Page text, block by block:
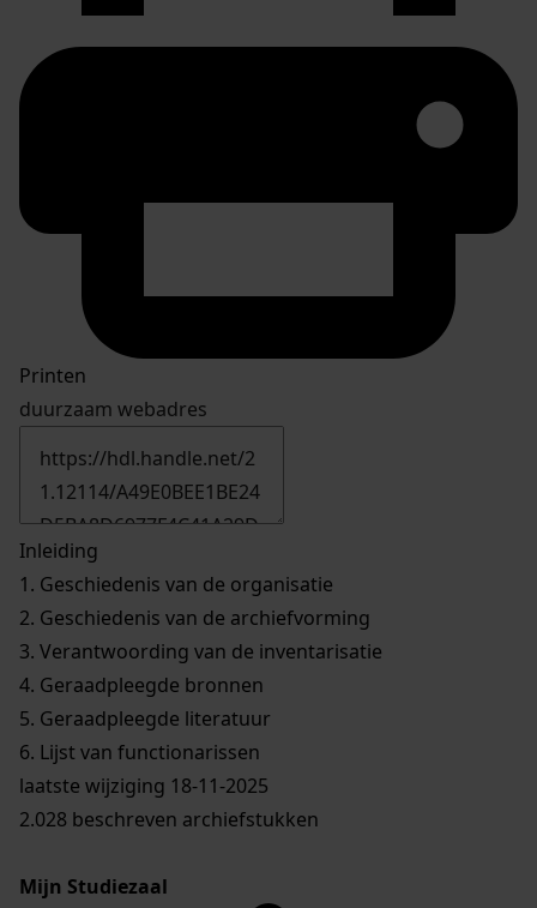
Printen
duurzaam webadres
Inleiding
1. Geschiedenis van de organisatie
2. Geschiedenis van de archiefvorming
3. Verantwoording van de inventarisatie
4. Geraadpleegde bronnen
5. Geraadpleegde literatuur
6. Lijst van functionarissen
laatste wijziging 18-11-2025
2.028 beschreven archiefstukken
Mijn Studiezaal